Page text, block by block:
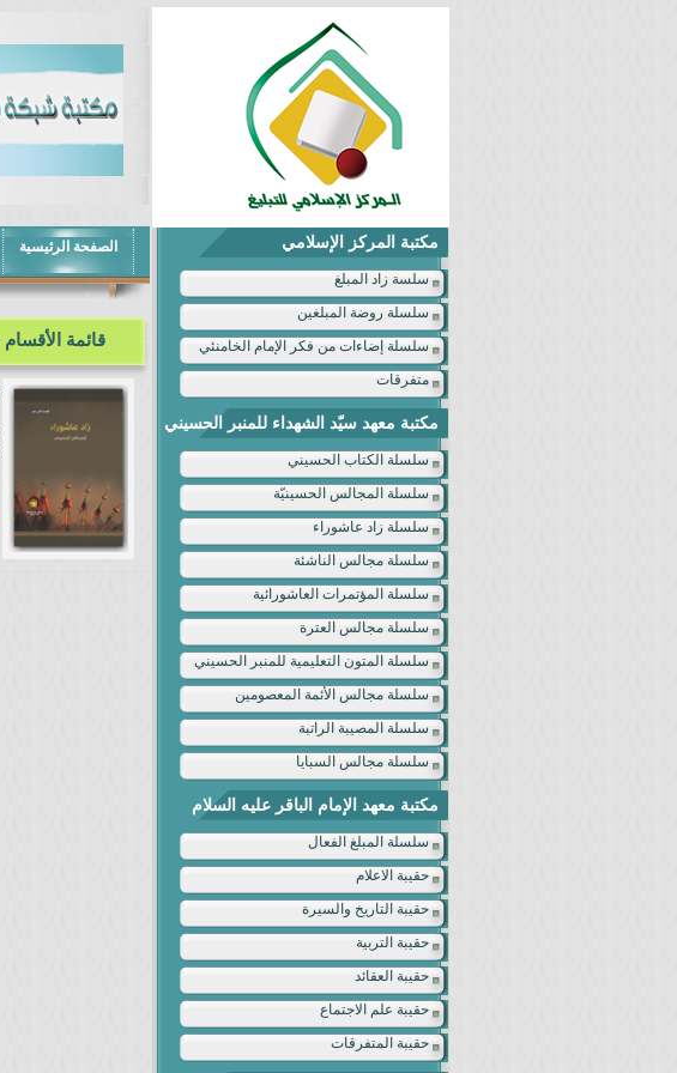
مكتبة المركز الإسلامي
سلسة زاد المبلغ
سلسلة روضة المبلغين
سلسلة إضاءات من فكر الإمام الخامنئي
متفرقات
مكتبة معهد سيّد الشهداء للمنبر الحسيني
سلسلة الكتاب الحسيني
سلسلة المجالس الحسينيّة
سلسلة زاد عاشوراء
سلسلة مجالس الناشئة
سلسلة المؤتمرات العاشورائية
سلسلة مجالس العترة
سلسلة المتون التعليمية للمنبر الحسيني
سلسلة مجالس الأئمة المعصومين
سلسلة المصيبة الراتبة
سلسلة مجالس السبايا
مكتبة معهد الإمام الباقر عليه السلام
سلسلة المبلغ الفعال
حقيبة الاعلام
حقيبة التاريخ والسيرة
حقيبة التربية
حقيبة العقائد
حقيبة علم الاجتماع
حقيبة المتفرقات
الصفحة الرئيسية
قائمة الأقسام